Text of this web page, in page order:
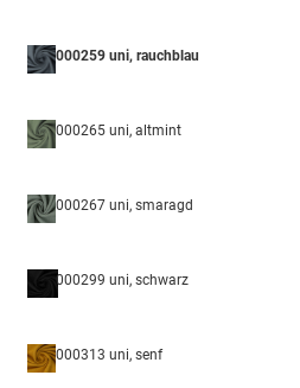
000259 uni, rauchblau
000265 uni, altmint
000267 uni, smaragd
000299 uni, schwarz
000313 uni, senf